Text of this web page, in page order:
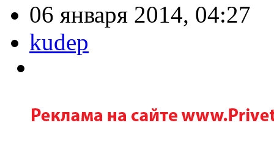
06 января 2014, 04:27
kudep